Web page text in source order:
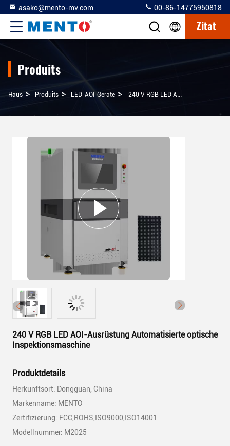
asako@mento-mv.com 00-86-14775950818
Zitat
Produits
Haus > Produits > LED-AOI-Geräte > 240 V RGB LED AOI-Ausrüstung Automatisierte Optische Inspektionsmaschine
240 V RGB LED AOI-Ausrüstung Automatisierte optische
Inspektionsmaschine
Produktdetails
Herkunftsort: Dongguan, China
Markenname: MENTO
Zertifizierung: FCC,ROHS,ISO9000,ISO14001
Modellnummer: M2025